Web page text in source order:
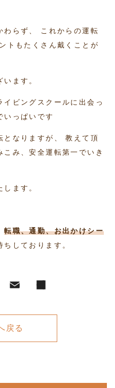
わらず、 これからの運転
トもたくさん戴くことが
ます。
ビングスクールに出会っ
いっぱいです
となりますが、 教えて頂
み、安全運転第一でいき
ます。
転職、通勤、お出かけシー
しております。
戻る